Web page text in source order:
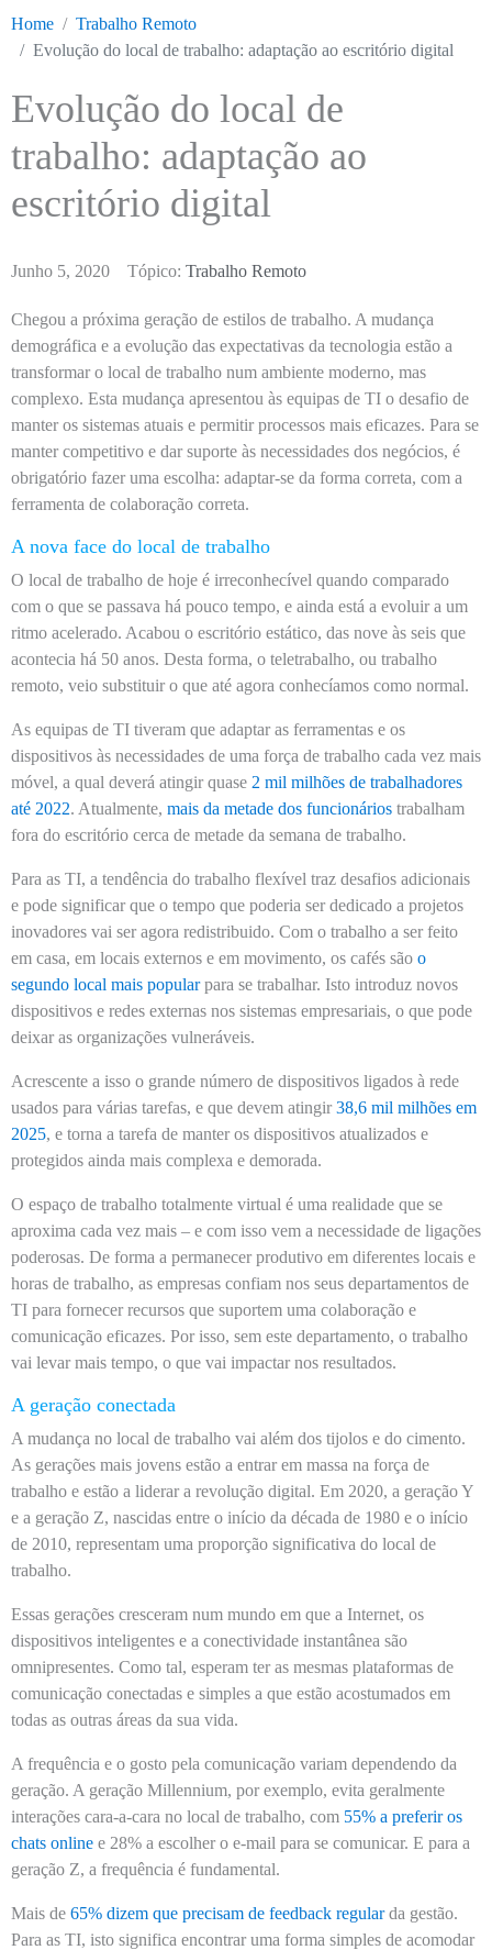
Home
Trabalho Remoto
Evolução do local de trabalho: adaptação ao escritório digital
Evolução do local de
trabalho: adaptação ao
escritório digital
Junho 5, 2020 Tópico: Trabalho Remoto
Chegou a próxima geração de estilos de trabalho. A mudança
demográfica e a evolução das expectativas da tecnologia estão a
transformar o local de trabalho num ambiente moderno, mas
complexo. Esta mudança apresentou às equipas de TI o desafio de
manter os sistemas atuais e permitir processos mais eficazes. Para se
manter competitivo e dar suporte às necessidades dos negócios, é
obrigatório fazer uma escolha: adaptar-se da forma correta, com a
ferramenta de colaboração correta.
A nova face do local de trabalho
O local de trabalho de hoje é irreconhecível quando comparado
com o que se passava há pouco tempo, e ainda está a evoluir a um
ritmo acelerado. Acabou o escritório estático, das nove às seis que
acontecia há 50 anos. Desta forma, o teletrabalho, ou trabalho
remoto, veio substituir o que até agora conhecíamos como normal.
As equipas de TI tiveram que adaptar as ferramentas e os
dispositivos às necessidades de uma força de trabalho cada vez mais
móvel, a qual deverá atingir quase 2 mil milhões de trabalhadores
até 2022. Atualmente, mais da metade dos funcionários trabalham
fora do escritório cerca de metade da semana de trabalho.
Para as TI, a tendência do trabalho flexível traz desafios adicionais
e pode significar que o tempo que poderia ser dedicado a projetos
inovadores vai ser agora redistribuido. Com o trabalho a ser feito
em casa, em locais externos e em movimento, os cafés são o
segundo local mais popularpara se trabalhar. Isto introduz novos
dispositivos e redes externas nos sistemas empresariais, o que pode
deixar as organizações vulneráveis.
Acrescente a isso o grande número de dispositivos ligados à rede
usados para várias tarefas, e que devem atingir 38,6 mil milhões em
2025, e torna a tarefa de manter os dispositivos atualizados e
protegidos ainda mais complexa e demorada.
O espaço de trabalho totalmente virtual é uma realidade que se
aproxima cada vez mais – e com isso vem a necessidade de ligações
poderosas. De forma a permanecer produtivo em diferentes locais e
horas de trabalho, as empresas confiam nos seus departamentos de
TI para fornecer recursos que suportem uma colaboração e
comunicação eficazes. Por isso, sem este departamento, o trabalho
vai levar mais tempo, o que vai impactar nos resultados.
A geração conectada
A mudança no local de trabalho vai além dos tijolos e do cimento.
As gerações mais jovens estão a entrar em massa na força de
trabalho e estão a liderar a revolução digital. Em 2020, a geração Y
e a geração Z, nascidas entre o início da década de 1980 e o início
de 2010, representam uma proporção significativa do local de
trabalho.
Essas gerações cresceram num mundo em que a Internet, os
dispositivos inteligentes e a conectividade instantânea são
omnipresentes. Como tal, esperam ter as mesmas plataformas de
comunicação conectadas e simples a que estão acostumados em
todas as outras áreas da sua vida.
A frequência e o gosto pela comunicação variam dependendo da
geração. A geração Millennium, por exemplo, evita geralmente
interações cara-a-cara no local de trabalho, com 55% a preferir os
chats online e 28% a escolher o e-mail para se comunicar. E para a
geração Z, a frequência é fundamental.
Mais de 65% dizem que precisam de feedback regularda gestão.
Para as TI, isto significa encontrar uma forma simples de acomodar